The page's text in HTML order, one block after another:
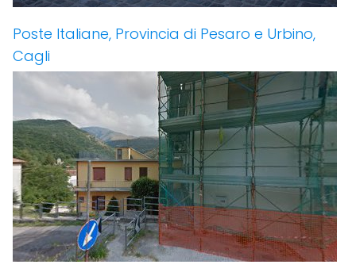
Poste Italiane, Provincia di Pesaro e Urbino,
Cagli